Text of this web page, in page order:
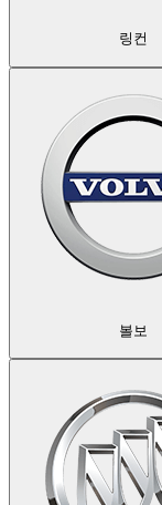
링컨
볼보